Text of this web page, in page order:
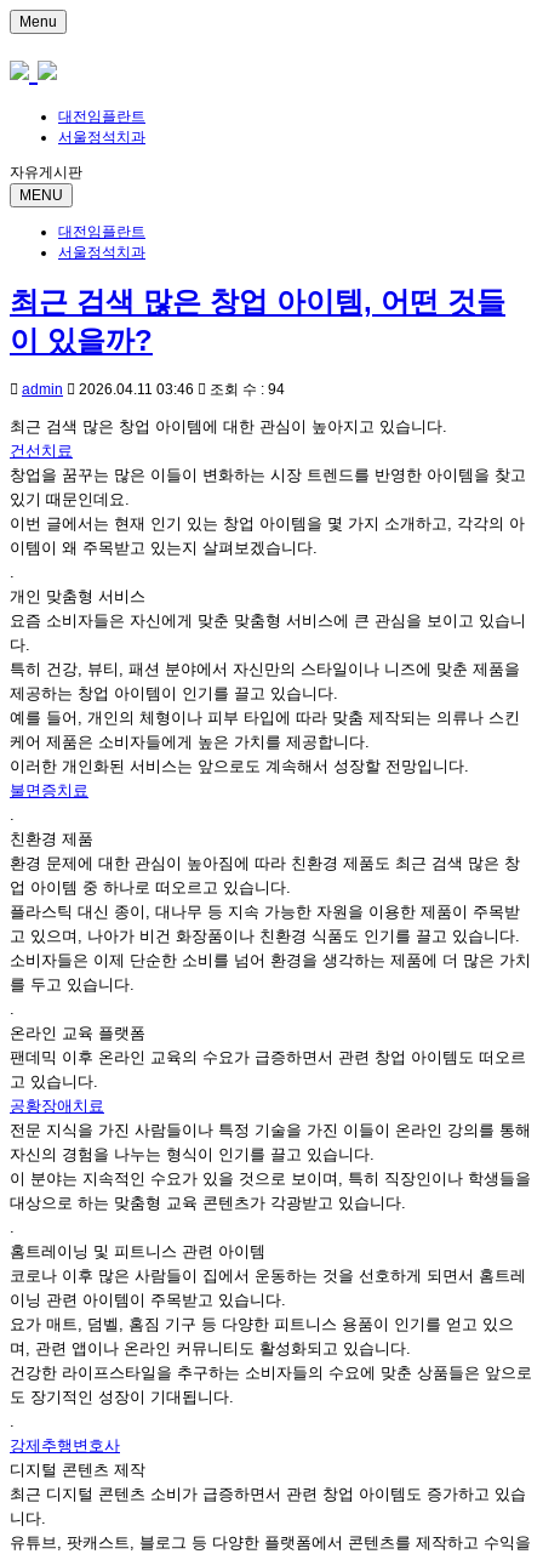
Menu
대전임플란트
서울정석치과
자유게시판
MENU
대전임플란트
서울정석치과
최근 검색 많은 창업 아이템, 어떤 것들
이 있을까?
admin 2026.04.11 03:46 조회 수 : 94
최근 검색 많은 창업 아이템에 대한 관심이 높아지고 있습니다.
건선치료
창업을 꿈꾸는 많은 이들이 변화하는 시장 트렌드를 반영한 아이템을 찾고
있기 때문인데요.
이번 글에서는 현재 인기 있는 창업 아이템을 몇 가지 소개하고, 각각의 아
이템이 왜 주목받고 있는지 살펴보겠습니다.
.
개인 맞춤형 서비스
요즘 소비자들은 자신에게 맞춘 맞춤형 서비스에 큰 관심을 보이고 있습니
다.
특히 건강, 뷰티, 패션 분야에서 자신만의 스타일이나 니즈에 맞춘 제품을
제공하는 창업 아이템이 인기를 끌고 있습니다.
예를 들어, 개인의 체형이나 피부 타입에 따라 맞춤 제작되는 의류나 스킨
케어 제품은 소비자들에게 높은 가치를 제공합니다.
이러한 개인화된 서비스는 앞으로도 계속해서 성장할 전망입니다.
불면증치료
.
친환경 제품
환경 문제에 대한 관심이 높아짐에 따라 친환경 제품도 최근 검색 많은 창
업 아이템 중 하나로 떠오르고 있습니다.
플라스틱 대신 종이, 대나무 등 지속 가능한 자원을 이용한 제품이 주목받
고 있으며, 나아가 비건 화장품이나 친환경 식품도 인기를 끌고 있습니다.
소비자들은 이제 단순한 소비를 넘어 환경을 생각하는 제품에 더 많은 가치
를 두고 있습니다.
.
온라인 교육 플랫폼
팬데믹 이후 온라인 교육의 수요가 급증하면서 관련 창업 아이템도 떠오르
고 있습니다.
공황장애치료
전문 지식을 가진 사람들이나 특정 기술을 가진 이들이 온라인 강의를 통해
자신의 경험을 나누는 형식이 인기를 끌고 있습니다.
이 분야는 지속적인 수요가 있을 것으로 보이며, 특히 직장인이나 학생들을
대상으로 하는 맞춤형 교육 콘텐츠가 각광받고 있습니다.
.
홈트레이닝 및 피트니스 관련 아이템
코로나 이후 많은 사람들이 집에서 운동하는 것을 선호하게 되면서 홈트레
이닝 관련 아이템이 주목받고 있습니다.
요가 매트, 덤벨, 홈짐 기구 등 다양한 피트니스 용품이 인기를 얻고 있으
며, 관련 앱이나 온라인 커뮤니티도 활성화되고 있습니다.
건강한 라이프스타일을 추구하는 소비자들의 수요에 맞춘 상품들은 앞으로
도 장기적인 성장이 기대됩니다.
.
강제추행변호사
디지털 콘텐츠 제작
최근 디지털 콘텐츠 소비가 급증하면서 관련 창업 아이템도 증가하고 있습
니다.
유튜브, 팟캐스트, 블로그 등 다양한 플랫폼에서 콘텐츠를 제작하고 수익을